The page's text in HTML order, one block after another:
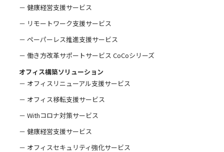
－ 健康経営支援サービス
－ リモートワーク支援サービス
－ ペーパーレス推進支援サービス
－ 働き方改革サポートサービス CoCoシリーズ
オフィス構築ソリューション
－ オフィスリニューアル支援サービス
－ オフィス移転支援サービス
－ Withコロナ対策サービス
－ 健康経営支援サービス
－ オフィスセキュリティ強化サービス